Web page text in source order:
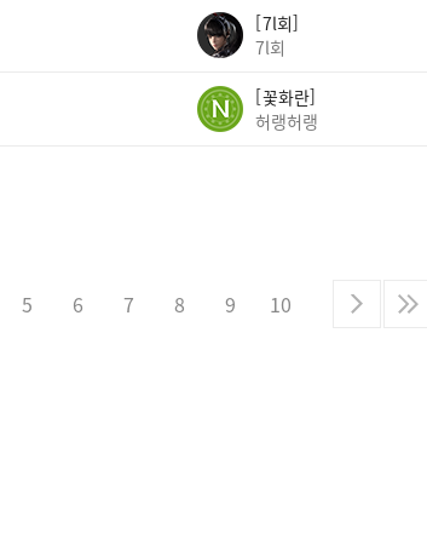
7l회
7l회
꽃화란
허랭허랭
5 6 7 8 9 10